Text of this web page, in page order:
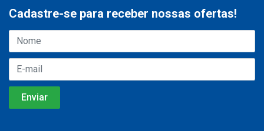
Cadastre-se para receber nossas ofertas!